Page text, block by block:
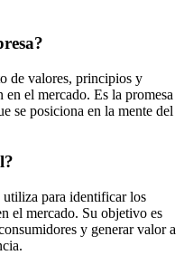
de valores, principios y
el mercado. Es la promesa
se posiciona en la mente del
utiliza para identificar los
el mercado. Su objetivo es
y generar valor a